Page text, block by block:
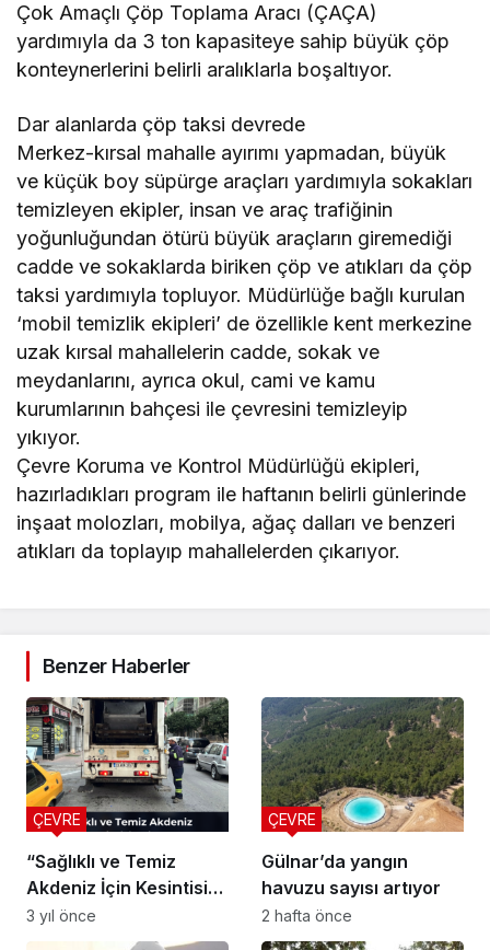
Çok Amaçlı Çöp Toplama Aracı (ÇAÇA)
yardımıyla da 3 ton kapasiteye sahip büyük çöp
konteynerlerini belirli aralıklarla boşaltıyor.
Dar alanlarda çöp taksi devrede
Merkez-kırsal mahalle ayırımı yapmadan, büyük
ve küçük boy süpürge araçları yardımıyla sokakları
temizleyen ekipler, insan ve araç trafiğinin
yoğunluğundan ötürü büyük araçların giremediği
cadde ve sokaklarda biriken çöp ve atıkları da çöp
taksi yardımıyla topluyor. Müdürlüğe bağlı kurulan
‘mobil temizlik ekipleri’ de özellikle kent merkezine
uzak kırsal mahallelerin cadde, sokak ve
meydanlarını, ayrıca okul, cami ve kamu
kurumlarının bahçesi ile çevresini temizleyip
yıkıyor.
Çevre Koruma ve Kontrol Müdürlüğü ekipleri,
hazırladıkları program ile haftanın belirli günlerinde
inşaat molozları, mobilya, ağaç dalları ve benzeri
atıkları da toplayıp mahallelerden çıkarıyor.
Benzer Haberler
“Sağlıklı ve Temiz
Akdeniz İçin Kesintisiz
Hizmet”
ÇEVRE
3 yıl önce
Gülnar’da yangın
havuzu sayısı artıyor
ÇEVRE
2 hafta önce